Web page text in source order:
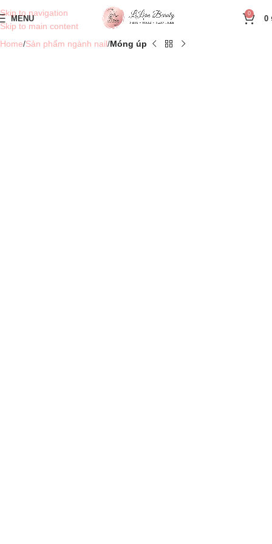
Skip to navigation
Skip to main content
MENU
0
0
Home Sản phẩm ngành nail Móng úp